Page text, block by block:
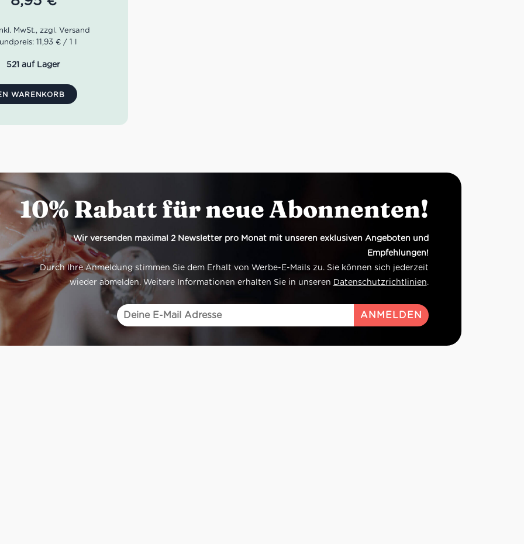
der Vermentino Traube
Ideal für Fisch und
strohgelb mit grünlichen
intensives und leicht
Aroma
leicht alkoholisch,
21 Flaschen.
11,93 € / 1 l
521 auf Lager
WARENKORB
10% Rabatt für neue Abonnenten!
Wir versenden maximal 2 Newsletter pro Monat mit unseren exklusiven Angeboten und
Empfehlungen!
Durch Ihre Anmeldung stimmen Sie dem Erhalt von Werbe-E-Mails zu. Sie können sich jederzeit
wieder abmelden. Weitere Informationen erhalten Sie in unseren Datenschutzrichtlinien.